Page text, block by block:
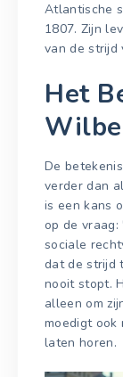
Atlantische
1807. Zijn
van de strijd
Het
De
verder dan
is een kans
op de
sociale
dat de strijd
nooit stopt.
alleen om
moedigt ook
laten horen.